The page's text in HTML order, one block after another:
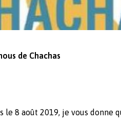
de Chachas
le 8 août 2019, je vous donne